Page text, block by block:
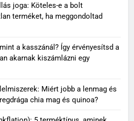
joga: Köteles-e a bolt
terméket, ha meggondoltad
a kasszánál? Így érvényesítsd a
akarnak kiszámlázni egy
Miért jobb a lenmag és
chia mag és quinoa?